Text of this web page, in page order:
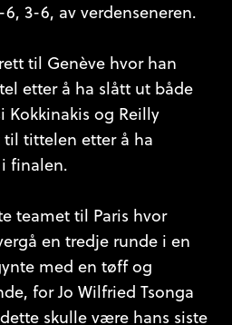
3-6, av verdenseneren.
til Genève hvor han
etter å ha slått ut både
Kokkinakis og Reilly
til tittelen etter å ha
finalen.
teamet til Paris hvor
en tredje runde i en
med en tøff og
for Jo Wilfried Tsonga
skulle være hans siste